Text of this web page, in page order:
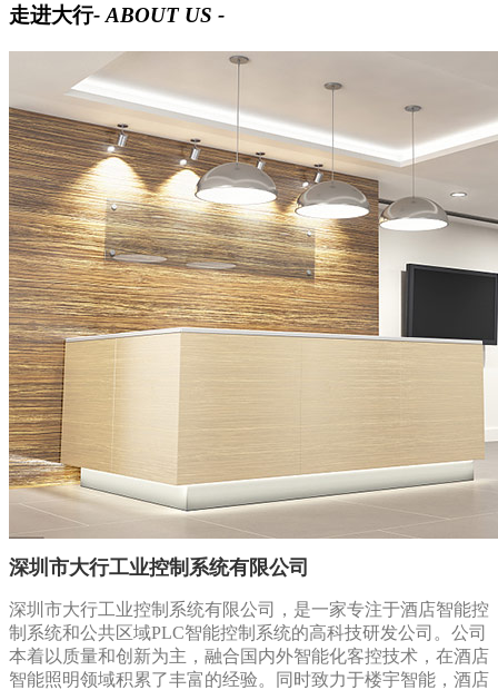
走进大行- ABOUT US -
深圳市大行工业控制系统有限公司
深圳市大行工业控制系统有限公司，是一家专注于酒店智能控
制系统和公共区域PLC智能控制系统的高科技研发公司。公司
本着以质量和创新为主，融合国内外智能化客控技术，在酒店
智能照明领域积累了丰富的经验。同时致力于楼宇智能，酒店